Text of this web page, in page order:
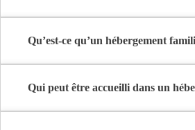
Ces structures offrent un cadre de vie
Qu’est-ce qu’un hébergement
Elle y bénéficie d’un cadre de vie
Qui peut être accueilli dans un
d’autonomie peuvent y trouver un bon